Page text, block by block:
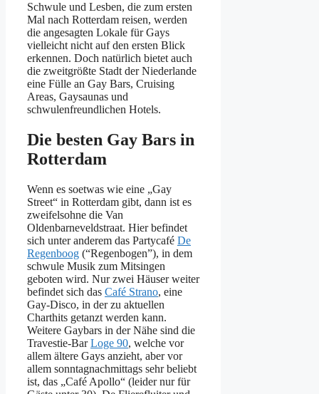
Schwule und Lesben, die zum ersten
Mal nach Rotterdam reisen, werden
die angesagten Lokale für Gays
vielleicht nicht auf den ersten Blick
erkennen. Doch natürlich bietet auch
die zweitgrößte Stadt der Niederlande
eine Fülle an Gay Bars, Cruising
Areas, Gaysaunas und
schwulenfreundlichen Hotels.
Die besten Gay Bars in
Rotterdam
Wenn es soetwas wie eine „Gay
Street“ in Rotterdam gibt, dann ist es
zweifelsohne die Van
Oldenbarneveldstraat. Hier befindet
sich unter anderem das Partycafé De
Regenboog (“Regenbogen”), in dem
schwule Musik zum Mitsingen
geboten wird. Nur zwei Häuser weiter
befindet sich das Café Strano, eine
Gay-Disco, in der zu aktuellen
Charthits getanzt werden kann.
Weitere Gaybars in der Nähe sind die
Travestie-BarLoge 90, welche vor
allem ältere Gays anzieht, aber vor
allem sonntagnachmittags sehr beliebt
ist, das „Café Apollo“ (leider nur für